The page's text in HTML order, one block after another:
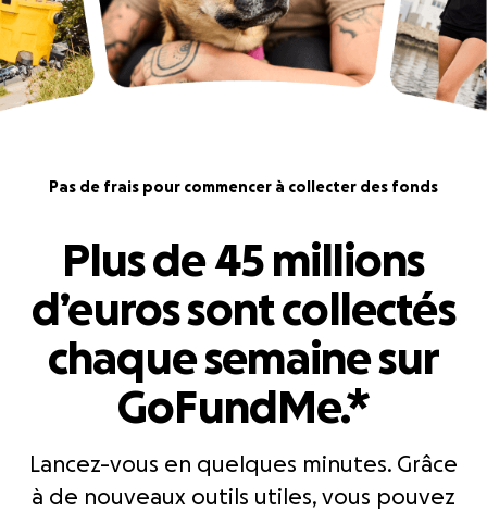
Pas de frais pour commencer à collecter des fonds
Plus de 45 millions
d’euros sont collectés
chaque semaine sur
GoFundMe.*
Lancez-vous en quelques minutes. Grâce
à de nouveaux outils utiles, vous pouvez